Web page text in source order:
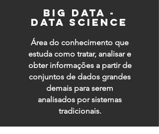
big data -
data science
Área do conhecimento que
estuda como tratar, analisar e
obter informações a partir de
conjuntos de dados grandes
demais para serem
analisados por sistemas
tradicionais.